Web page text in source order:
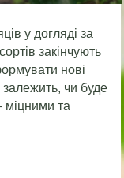
у догляді за
закінчують
нові
чи буде
міцними та